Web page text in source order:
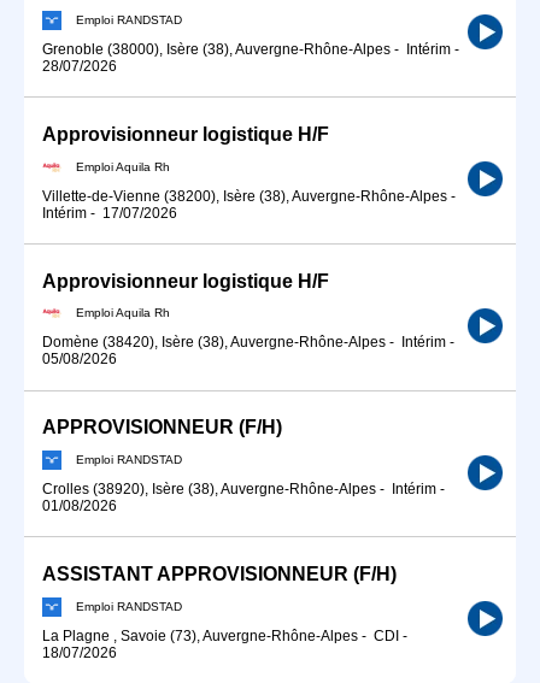
Emploi RANDSTAD
Grenoble (38000), Isère (38), Auvergne-Rhône-Alpes - Intérim -
28/07/2026
Approvisionneur logistique H/F
Emploi Aquila Rh
Villette-de-Vienne (38200), Isère (38), Auvergne-Rhône-Alpes -
Intérim - 17/07/2026
Approvisionneur logistique H/F
Emploi Aquila Rh
Domène (38420), Isère (38), Auvergne-Rhône-Alpes - Intérim -
05/08/2026
APPROVISIONNEUR (F/H)
Emploi RANDSTAD
Crolles (38920), Isère (38), Auvergne-Rhône-Alpes - Intérim -
01/08/2026
ASSISTANT APPROVISIONNEUR (F/H)
Emploi RANDSTAD
La Plagne , Savoie (73), Auvergne-Rhône-Alpes - CDI -
18/07/2026